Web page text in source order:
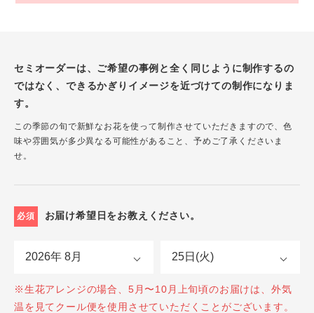
セミオーダーは、ご希望の事例と全く同じように制作するの
ではなく、できるかぎりイメージを近づけての制作になりま
す。
この季節の旬で新鮮なお花を使って制作させていただきますので、色
味や雰囲気が多少異なる可能性があること、予めご了承くださいま
せ。
必須 お届け希望日をお教えください。
※生花アレンジの場合、5月〜10月上旬頃のお届けは、外気
温を見てクール便を使用させていただくことがございます。